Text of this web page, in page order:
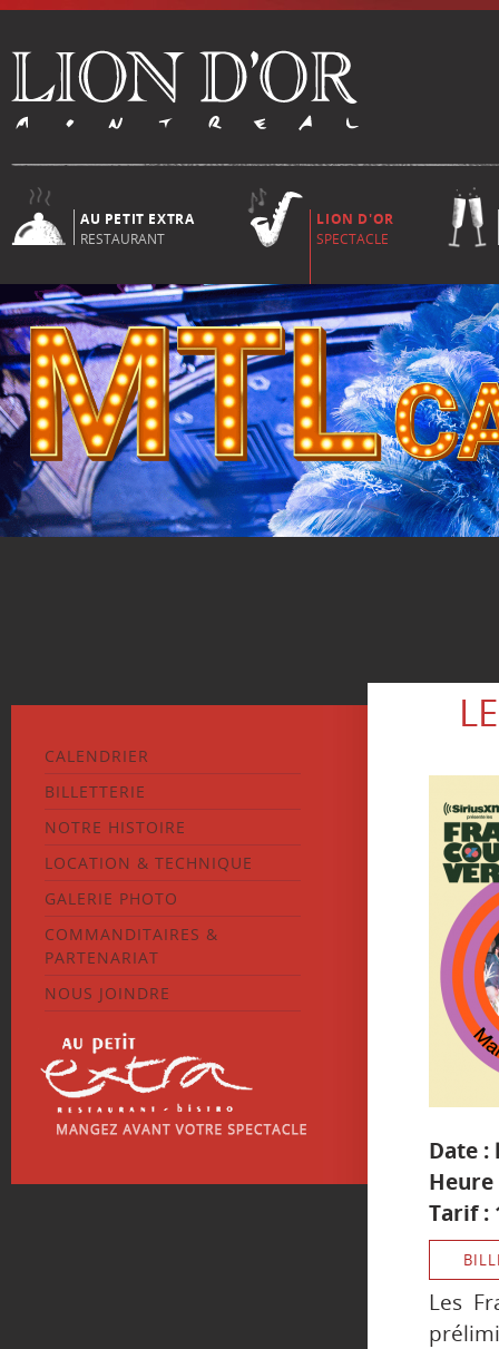
AU PETIT EXTRA
RESTAURANT
LION D'OR
SPECTACLE
CALENDRIER
BILLETTERIE
NOTRE HISTOIRE
LOCATION & TECHNIQUE
GALERIE PHOTO
COMMANDITAIRES &
PARTENARIAT
NOUS JOINDRE
Date :
Heure
Tarif :
Les